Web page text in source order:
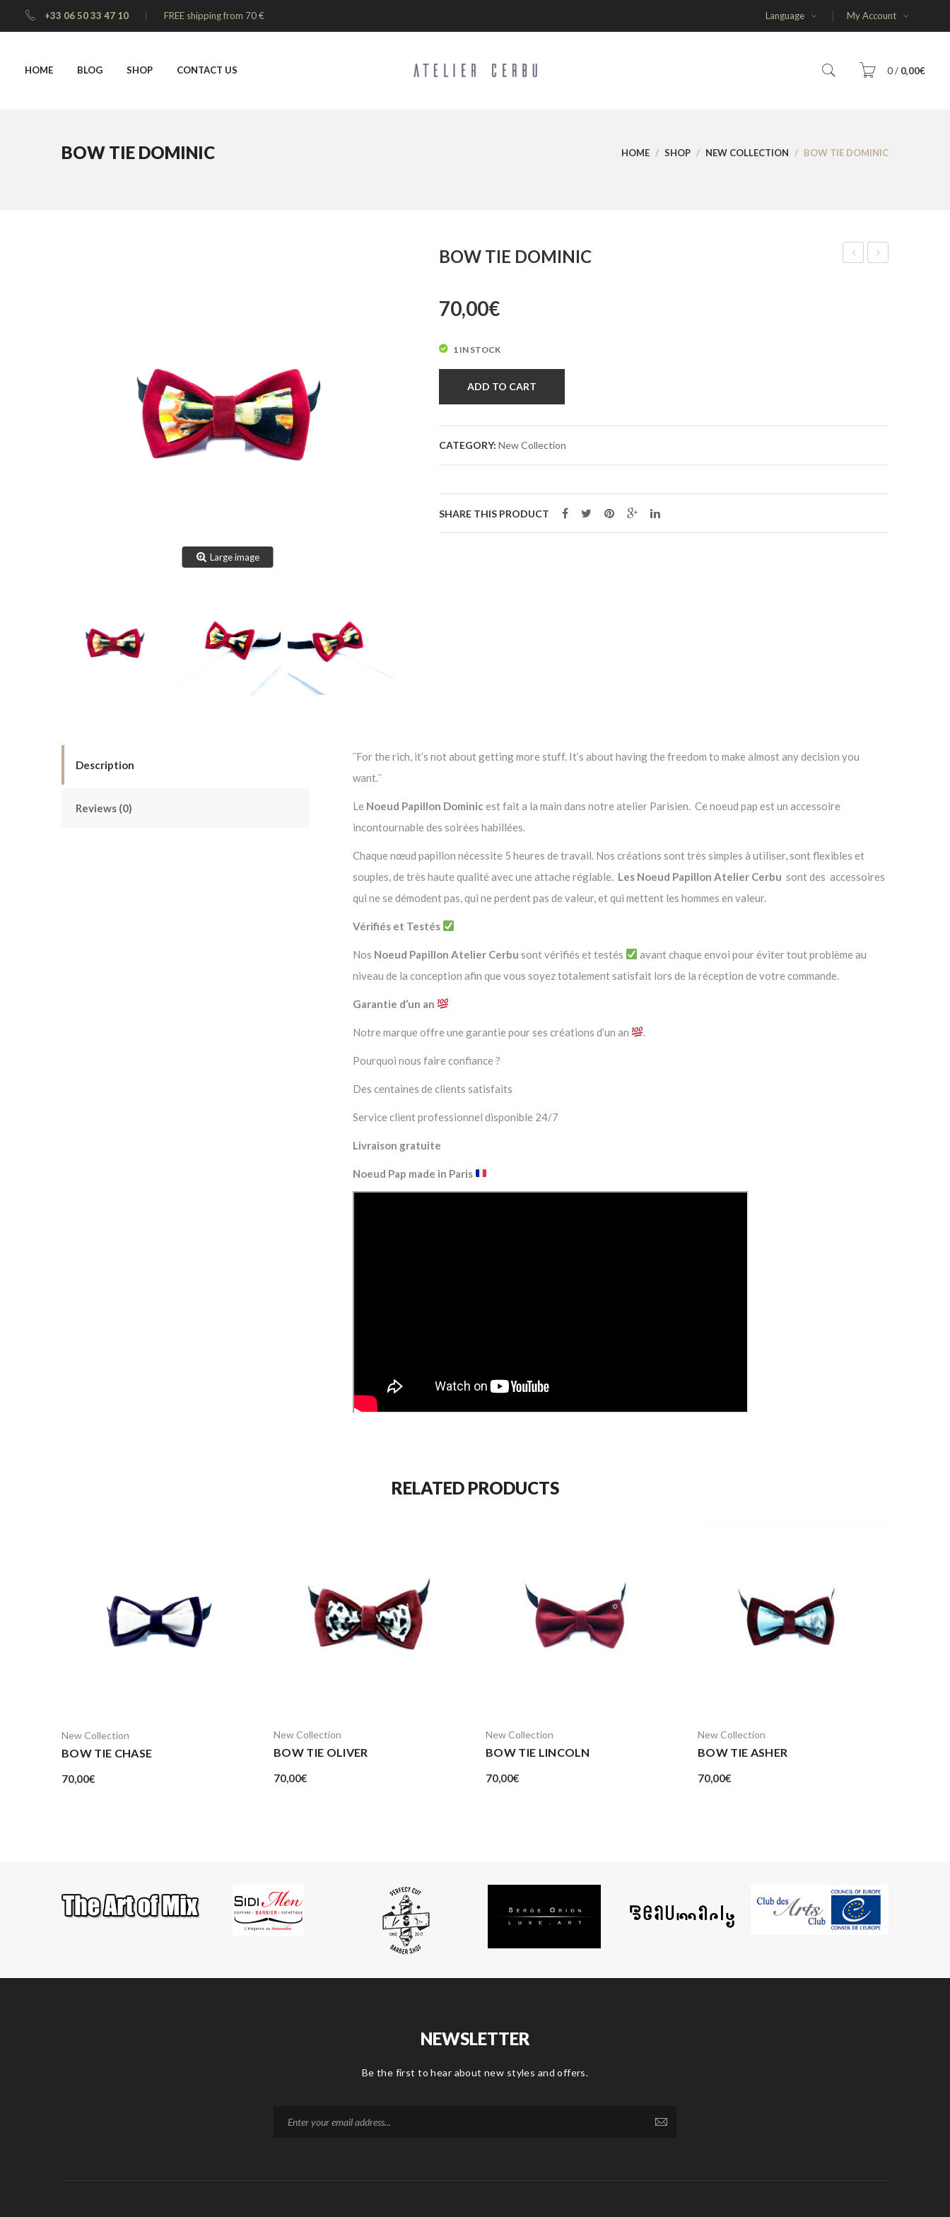
+33 06 50 33 47 10 FREE shipping from 70 € Language My Account
HOME BLOG SHOP CONTACT US 0/ 0,00€
BOW TIE DOMINIC HOME / SHOP / NEW COLLECTION / BOW TIE DOMINIC
Large image
BOW TIE DOMINIC
70,00€
1 IN STOCK
ADD TO CART
CATEGORY: New Collection
SHARE THIS PRODUCT
Description
Reviews (0)
¨For the rich, it’s not about getting more stuff. It’s about having the freedom to make almost any decision you
want.¨
Le Noeud Papillon Dominicest fait a la main dans notre atelier Parisien. Ce noeud pap est un accessoire
incontournable des soirées habillées.
Chaque nœud papillon nécessite 5 heures de travail. Nos créations sont très simples à utiliser, sont flexibles et
souples, de très haute qualité avec une attache réglable. Les Noeud Papillon Atelier Cerbu sont des accessoires
qui ne se démodent pas, qui ne perdent pas de valeur, et qui mettent les hommes en valeur.
Vérifiés et Testés
Nos Noeud Papillon Atelier Cerbu sont vérifiés et testés
avant chaque envoi pour éviter tout problème au
niveau de la conception afin que vous soyez totalement satisfait lors de la réception de votre commande.
Garantie d’un an
Notre marque offre une garantie pour ses créations d’un an .
Pourquoi nous faire confiance ?
Des centaines de clients satisfaits
Service client professionnel disponible 24/7
Livraison gratuite
Noeud Pap made in Paris
RELATED PRODUCTS
New Collection
BOW TIE CHASE
70,00€
New Collection
BOW TIE OLIVER
70,00€
New Collection
BOW TIE LINCOLN
70,00€
New Collection
BOW TIE ASHER
70,00€
NEWSLETTER
Be the first to hear about new styles and offers.